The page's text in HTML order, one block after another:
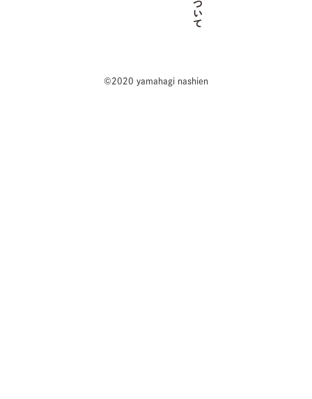
©2020 yamahagi nashien